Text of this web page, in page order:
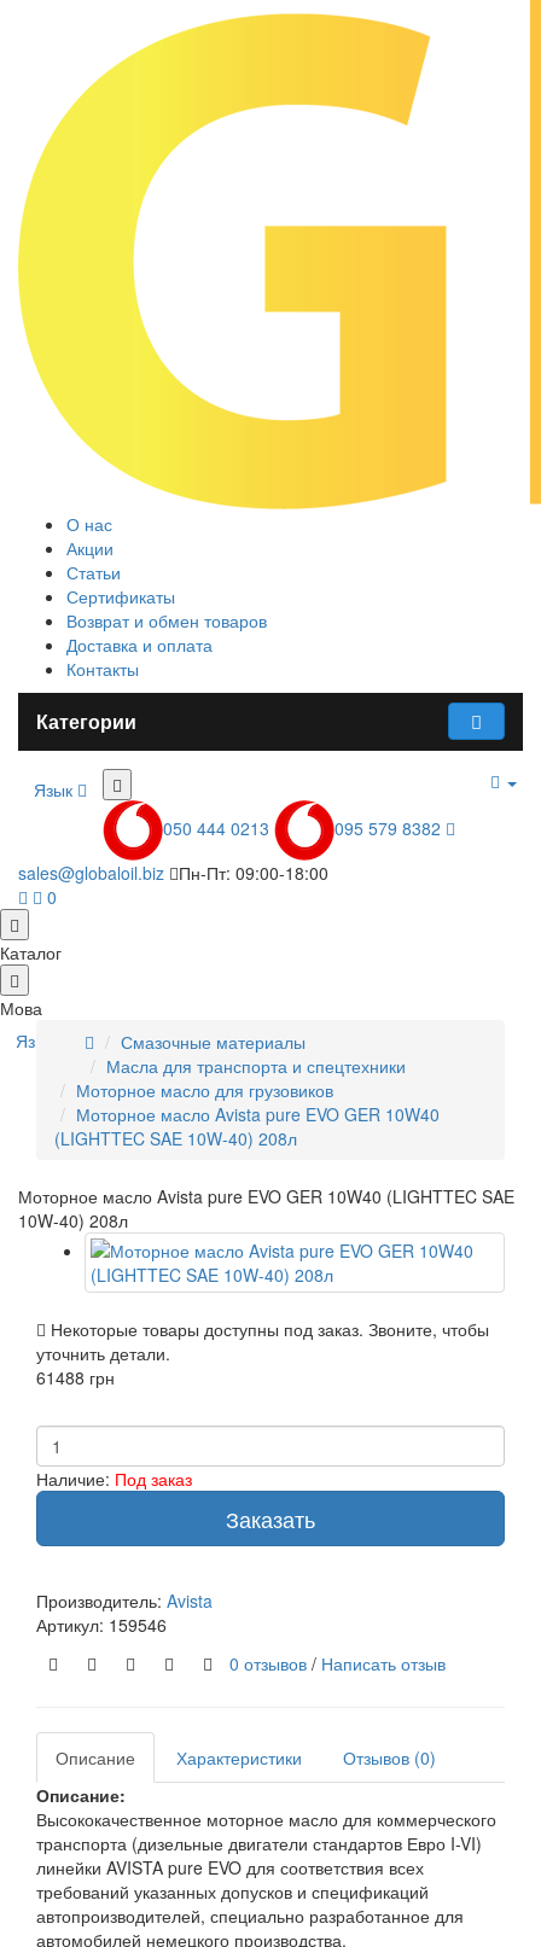
О нас
Акции
Статьи
Сертификаты
Возврат и обмен товаров
Доставка и оплата
Контакты
Категории
Язык
050 444 0213
095 579 8382
sales@globaloil.biz
Пн-Пт: 09:00-18:00
0
Каталог
Мова
Язык
Смазочные материалы
Масла для транспорта и спецтехники
Моторное масло для грузовиков
Моторное масло Avista pure EVO GER 10W40
(LIGHTTEC SAE 10W-40) 208л
Моторное масло Avista pure EVO GER 10W40 (LIGHTTEC SAE
10W-40) 208л
Некоторые товары доступны под заказ. Звоните, чтобы
уточнить детали.
61488 грн
Наличие: Под заказ
Заказать
Производитель: Avista
Артикул: 159546
0 отзывов / Написать отзыв
Описание Характеристики
Отзывов (0)
Описание:
Высококачественное моторное масло для коммерческого
транспорта (дизельные двигатели стандартов Евро I-VI)
линейки AVISTA pure EVO для соответствия всех
требований указанных допусков и спецификаций
автопроизводителей, специально разработанное для
автомобилей немецкого производства.